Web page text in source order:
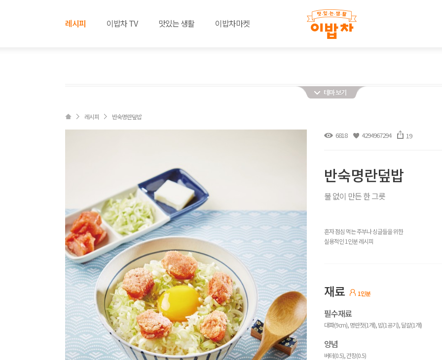
레시피 이밥차 TV 맛있는 생활 이밥차마켓
레시피 반숙명란덮밥
6818 4294967294 19
반숙명란덮밥
불 없이 만든 한 그릇
혼자 점심 먹는 주부나 싱글들을 위한
실용적인 1인분 레시피
재료 1인분
필수재료
대파(9cm), 명란젓(1개), 밥(1공기), 달걀(1개)
양념
버터(0.5), 간장(0.5)